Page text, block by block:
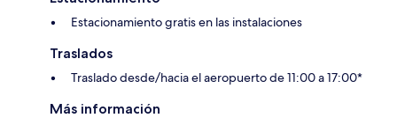
Estacionamiento gratis en las instalaciones
Traslados
Traslado desde/hacia el aeropuerto de 11:00 a 17:00*
Más información